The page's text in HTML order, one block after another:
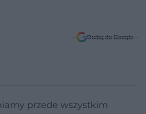
Dodaj do Google
przede wszystkim